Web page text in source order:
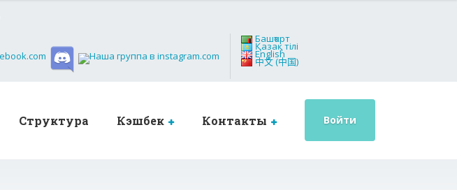
Башҡорт
Қазақ тілі
English
中文 (中国)
Структура Кэшбек Контакты Войти